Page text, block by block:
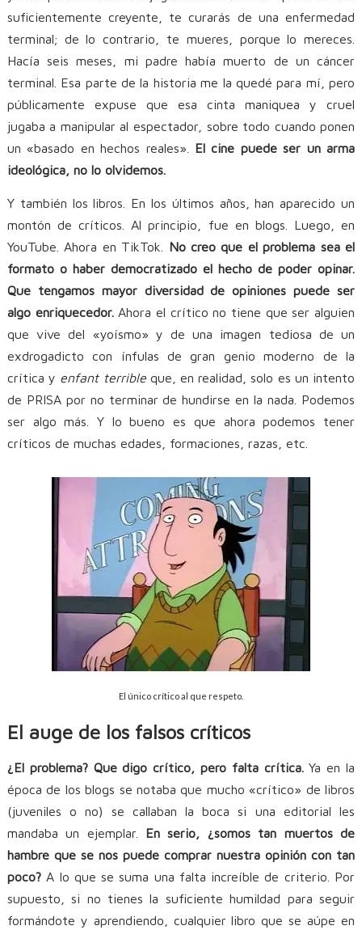
suficientemente creyente, te curarás de una enfermedad
terminal; de lo contrario, te mueres, porque lo mereces.
Hacía seis meses, mi padre había muerto de un cáncer
terminal. Esa parte de la historia me la quedé para mí, pero
públicamente expuse que esa cinta maniquea y cruel
jugaba a manipular al espectador, sobre todo cuando ponen
un «basado en hechos reales». El cine puede ser un arma
ideológica, no lo olvidemos.
Y también los libros. En los últimos años, han aparecido un
montón de críticos. Al principio, fue en blogs. Luego, en
YouTube. Ahora en TikTok. No creo que el problema sea el
formato o haber democratizado el hecho de poder opinar.
Que tengamos mayor diversidad de opiniones puede ser
algo enriquecedor.Ahora el crítico no tiene que ser alguien
que vive del «yoísmo» y de una imagen tediosa de un
exdrogadicto con ínfulas de gran genio moderno de la
crítica y enfant terribleque, en realidad, solo es un intento
de PRISA por no terminar de hundirse en la nada. Podemos
ser algo más. Y lo bueno es que ahora podemos tener
críticos de muchas edades, formaciones, razas, etc.
El único crítico al que respeto.
El auge de los falsos críticos
¿El problema? Que digo crítico, pero falta crítica.Ya en la
época de los blogs se notaba que mucho «crítico» de libros
(juveniles o no) se callaban la boca si una editorial les
mandaba un ejemplar. En serio, ¿somos tan muertos de
hambre que se nos puede comprar nuestra opinión con tan
poco?A lo que se suma una falta increíble de criterio. Por
supuesto, si no tienes la suficiente humildad para seguir
formándote y aprendiendo, cualquier libro que se aúpe en